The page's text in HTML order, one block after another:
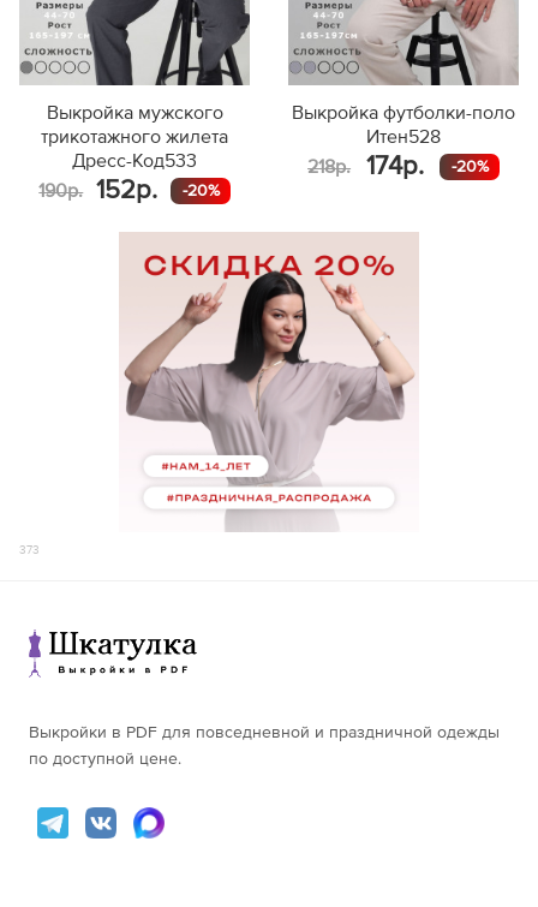
Выкройка мужского
трикотажного жилета
Дресс-Код533
190р.
152р. -20%
Выкройка футболки-поло
Итен528
218р.
174р. -20%
373
Выкройки в PDF для повседневной и праздничной одежды
по доступной цене.